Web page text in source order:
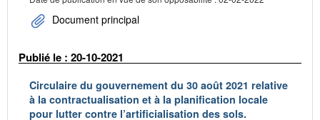
Document principal
Publié le : 20-10-2021
Circulaire du gouvernement du 30 août 2021 relative
à la contractualisation et à la planification locale
pour lutter contre l’artificialisation des sols.